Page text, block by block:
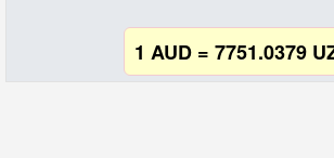
1 AUD = 7751.0379